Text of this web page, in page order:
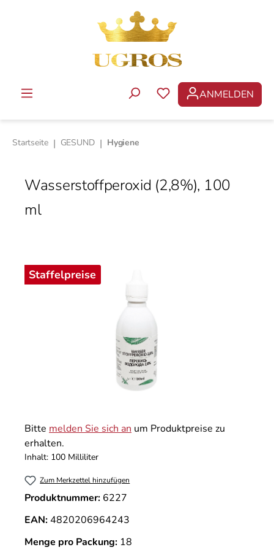
DU HAST 0
ANMELDEN
Startseite | GESUND | Hygiene
Wasserstoffperoxid (2,8%), 100
ml
Staffelpreise
Bitte melden Sie sich an um Produktpreise zu
erhalten.
Inhalt: 100 Milliliter
Zum Merkzettel hinzufügen
Produktnummer: 6227
EAN:4820206964243
Menge pro Packung: 18